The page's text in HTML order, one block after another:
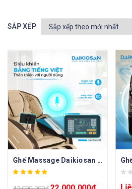
SẮP XẾP
Ghế Massage Daikiosan DKGM-10004